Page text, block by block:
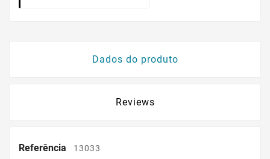
Dados do produto
Reviews
Referência 13033